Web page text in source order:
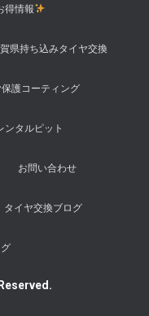
得情報
県持ち込みタイヤ交換
保護コーティング
ンタルピット
お問い合わせ
タイヤ交換ブログ